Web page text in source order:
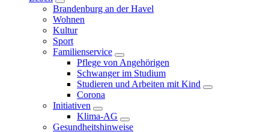
Brandenburg an der Havel
Wohnen
Kultur
Sport
Familienservice
Pflege von Angehörigen
Schwanger im Studium
Studieren und Arbeiten mit Kind
Corona
Initiativen
Klima-AG
Gesundheitshinweise